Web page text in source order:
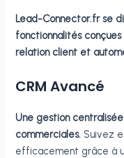
Lead-Connector.fr se
fonctionnalités
relation client et
CRM Avancé
Une gestion
commerciales. Suivez
efficacement grâce à